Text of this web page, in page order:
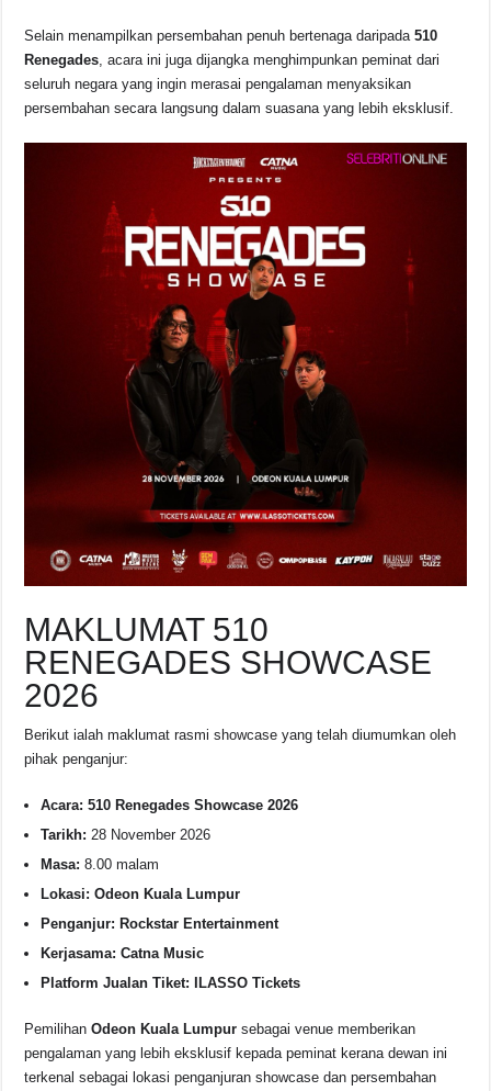
Selain menampilkan persembahan penuh bertenaga daripada510
Renegades, acara ini juga dijangka menghimpunkan peminat dari
seluruh negara yang ingin merasai pengalaman menyaksikan
persembahan secara langsung dalam suasana yang lebih eksklusif.
MAKLUMAT 510
RENEGADES SHOWCASE
2026
Berikut ialah maklumat rasmi showcase yang telah diumumkan oleh
pihak penganjur:
Acara: 510 Renegades Showcase 2026
Tarikh: 28 November 2026
Masa: 8.00 malam
Lokasi: Odeon Kuala Lumpur
Penganjur: Rockstar Entertainment
Kerjasama: Catna Music
Platform Jualan Tiket: ILASSO Tickets
PemilihanOdeon Kuala Lumpur sebagai venue memberikan
pengalaman yang lebih eksklusif kepada peminat kerana dewan ini
terkenal sebagai lokasi penganjuran showcase dan persembahan